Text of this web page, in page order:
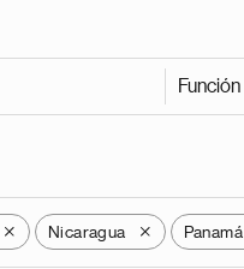
Función
X Nicaragua X Panamá